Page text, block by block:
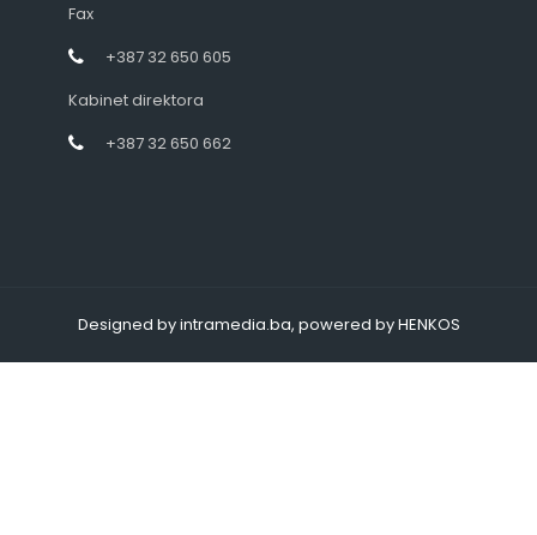
Fax
+387 32 650 605
Kabinet direktora
+387 32 650 662
Designed by intramedia.ba, powered by HENKOS